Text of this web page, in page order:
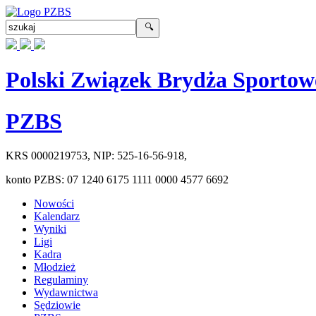
Polski Związek Brydża
PZBS
KRS 0000219753, NIP: 525-16-56-918,
konto PZBS: 07 1240 6175 1111 0000 4577 6692
Nowości
Kalendarz
Wyniki
Ligi
Kadra
Młodzież
Regulaminy
Wydawnictwa
Sędziowie